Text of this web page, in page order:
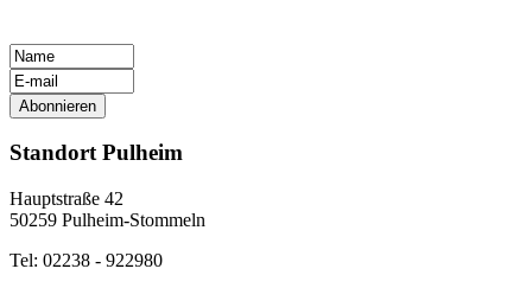
Standort Pulheim
Hauptstraße 42
50259 Pulheim-Stommeln
Tel: 02238 - 922980